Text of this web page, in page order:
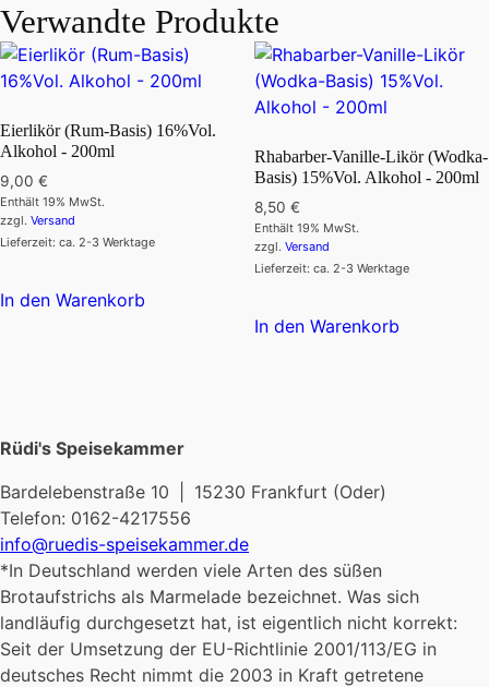
Verwandte Produkte
Eierlikör (Rum-Basis) 16%Vol.
Alkohol - 200ml
9,00 €
Enthält 19% MwSt.
zzgl. Versand
Lieferzeit: ca. 2-3 Werktage
In den Warenkorb
Rhabarber-Vanille-Likör (Wodka-
Basis) 15%Vol. Alkohol - 200ml
8,50 €
Enthält 19% MwSt.
zzgl. Versand
Lieferzeit: ca. 2-3 Werktage
In den Warenkorb
Rüdi's Speisekammer
Bardelebenstraße 10 | 15230 Frankfurt (Oder)
Telefon: 0162-4217556
info@ruedis-speisekammer.de
*In Deutschland werden viele Arten des süßen
Brotaufstrichs als Marmelade bezeichnet. Was sich
landläufig durchgesetzt hat, ist eigentlich nicht korrekt:
Seit der Umsetzung der EU-Richtlinie 2001/113/EG in
deutsches Recht nimmt die 2003 in Kraft getretene